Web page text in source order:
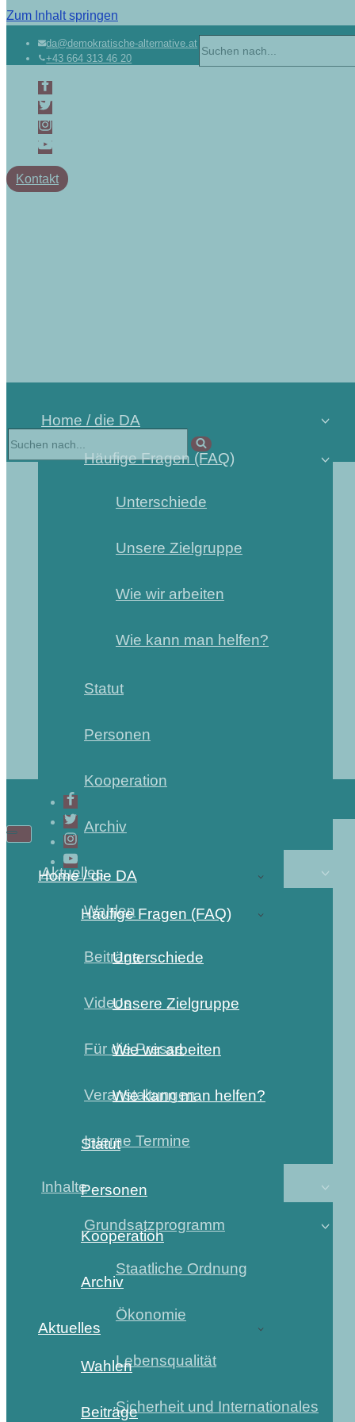
Zum Inhalt springen
da@demokratische-alternative.at
+43 664 313 46 20
Kontakt
Home / die DA
Häufige Fragen (FAQ)
Unterschiede
Unsere Zielgruppe
Wie wir arbeiten
Wie kann man helfen?
Statut
Personen
Kooperation
Archiv
Aktuelles
Wahlen
Beiträge
Videos
Für die Presse
Veranstaltungen
Interne Termine
Inhalte
Grundsatzprogramm
Staatliche Ordnung
Ökonomie
Lebensqualität
Sicherheit und Internationales
Home / die DA
Häufige Fragen (FAQ)
Unterschiede
Unsere Zielgruppe
Wie wir arbeiten
Wie kann man helfen?
Statut
Personen
Kooperation
Archiv
Aktuelles
Wahlen
Beiträge